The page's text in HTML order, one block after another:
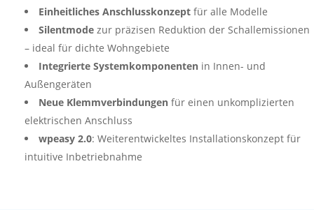
Einheitliches Anschlusskonzept für alle Modelle
Silentmode zur präzisen Reduktion der Schallemissionen
– ideal für dichte Wohngebiete
Integrierte Systemkomponenten in Innen- und
Außengeräten
Neue Klemmverbindungen für einen unkomplizierten
elektrischen Anschluss
wpeasy 2.0: Weiterentwickeltes Installationskonzept für
intuitive Inbetriebnahme